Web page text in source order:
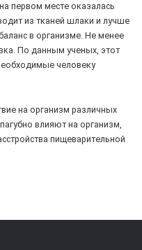
первом месте оказалась
из тканей шлаки и лучше
в организме. Не менее
По данным ученых, этот
человеку
на организм различных
влияют на организм,
пищеварительной